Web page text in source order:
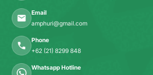
Email
amphuri@gmail.com
Phone
+62 (21) 8299 848
Whatsapp Hotline